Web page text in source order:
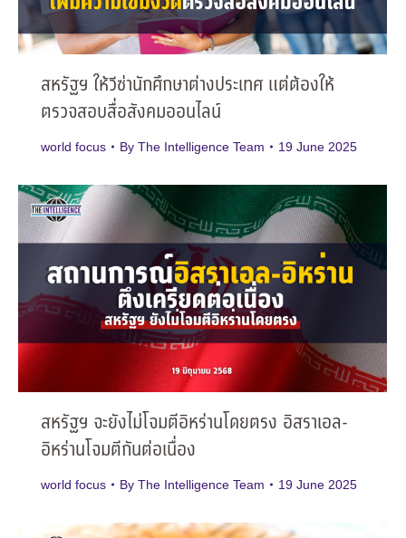
สหรัฐฯ ให้วีซ่านักศึกษาต่างประเทศ แต่ต้องให้
ตรวจสอบสื่อสังคมออนไลน์
world focus By The Intelligence Team 19 June 2025
สหรัฐฯ จะยังไม่โจมตีอิหร่านโดยตรง อิสราเอล-
อิหร่านโจมตีกันต่อเนื่อง
world focus By The Intelligence Team 19 June 2025